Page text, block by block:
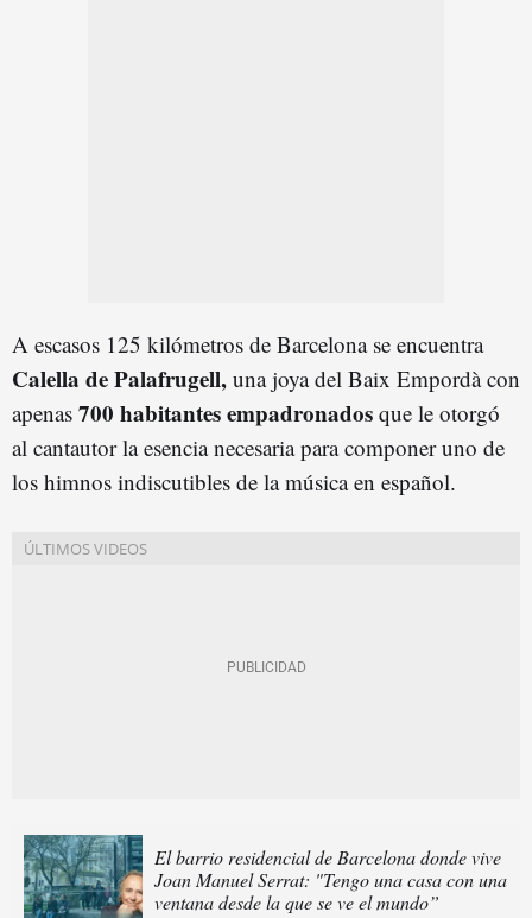
A escasos 125 kilómetros de Barcelona se encuentra
Calella de Palafrugell, una joya del Baix Empordà con
apenas 700 habitantes empadronados que le otorgó
al cantautor la esencia necesaria para componer uno de
los himnos indiscutibles de la música en español.
El barrio residencial de Barcelona donde vive
Joan Manuel Serrat: "Tengo una casa con una
ventana desde la que se ve el mundo”